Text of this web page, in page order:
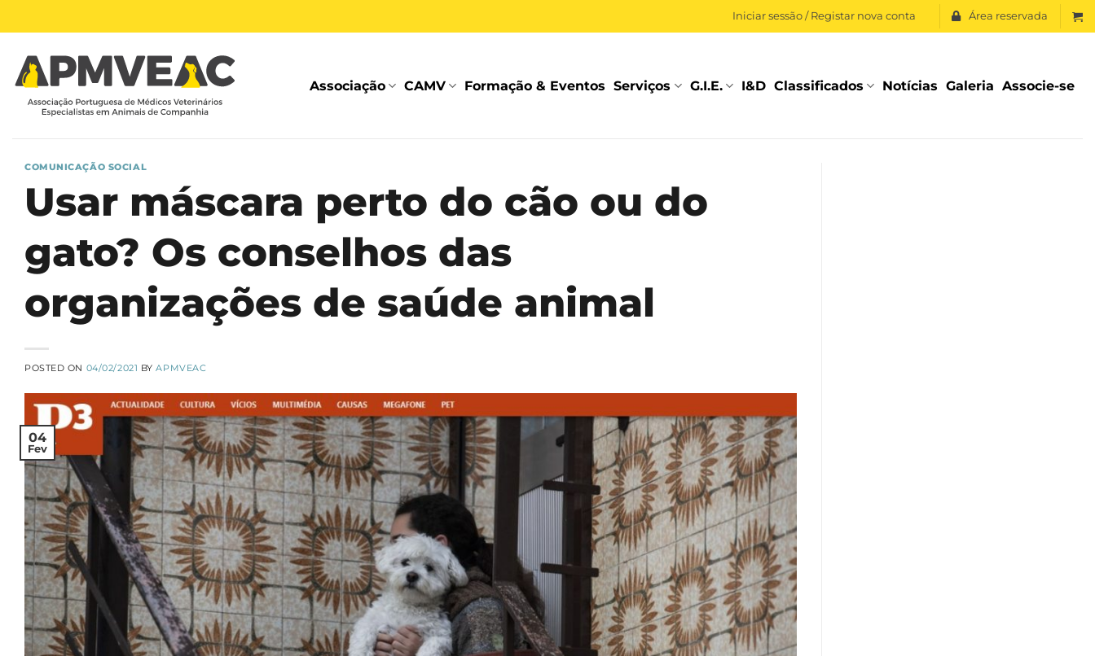
to
Iniciar sessão / Registar nova conta Área reservada
Associação CAMV Formação & Eventos Serviços G.I.E. I&D Classificados Notícias Galeria Associe-se
COMUNICAÇÃO SOCIAL
Usar máscara perto do cão ou do
gato? Os conselhos das
organizações de saúde animal
POSTED ON 04/02/2021 BYAPMVEAC
04
Fev